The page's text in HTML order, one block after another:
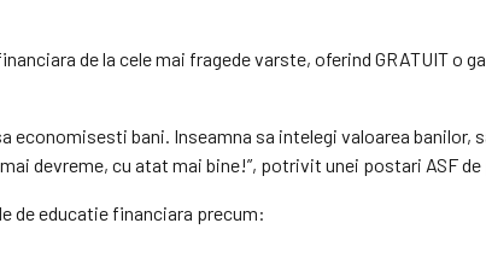
de la cele mai fragede varste, oferind GRATUIT o
economisesti bani. Inseamna sa intelegi valoarea
devreme, cu atat mai bine!”, potrivit unei postari ASF de
de educatie financiara precum: